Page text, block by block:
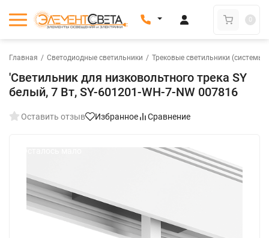
0
Главная / Светодиодные светильники / Трековые светильники (системы)
'Светильник для низковольтного трека SY
белый, 7 Вт, SY-601201-WH-7-NW 007816
Оставить отзыв Избранное Сравнение